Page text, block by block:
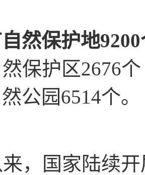
然保护地
保护区2676
公园6514个。
来，国家陆续